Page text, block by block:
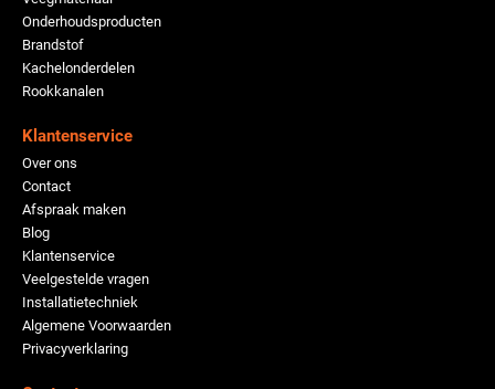
Onderhoudsproducten
Brandstof
Kachelonderdelen
Rookkanalen
Klantenservice
Over ons
Contact
Afspraak maken
Blog
Klantenservice
Veelgestelde vragen
Installatietechniek
Algemene Voorwaarden
Privacyverklaring